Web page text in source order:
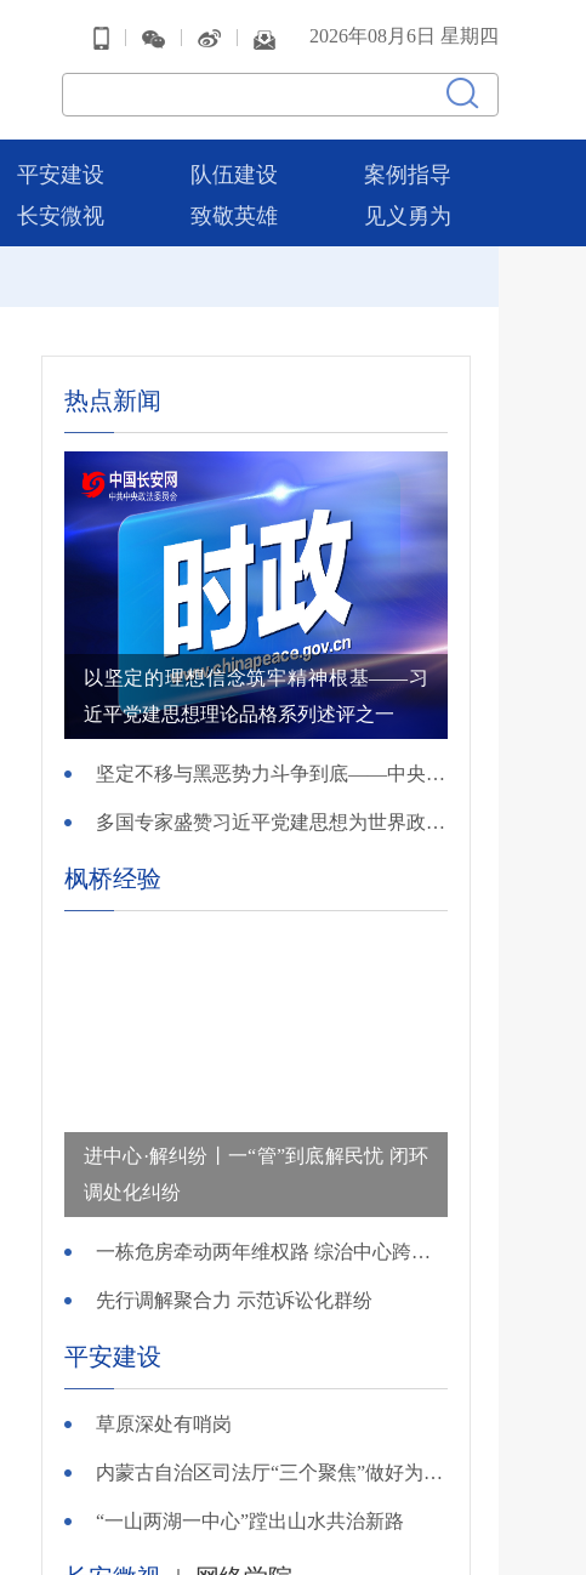
| | | 2026年08月6日 星期四
平安建设 队伍建设
案例指导
长安微视 致敬英雄 见义勇为
热点新闻
以坚定的理想信念筑牢精神根基——习
近平党建思想理论品格系列述评之一
坚定不移与黑恶势力斗争到底——中央政法委负责同志就开展深化扫黑除恶专项斗争有关问题答记者问
多国专家盛赞习近平党建思想为世界政党建设提供重要启迪
枫桥经验
进中心·解纠纷丨一“管”到底解民忧 闭环
调处化纠纷
一栋危房牵动两年维权路 综治中心跨省寻鉴解民忧
先行调解聚合力 示范诉讼化群纷
平安建设
草原深处有哨岗
内蒙古自治区司法厅“三个聚焦”做好为民造福实事
“一山两湖一中心”蹚出山水共治新路